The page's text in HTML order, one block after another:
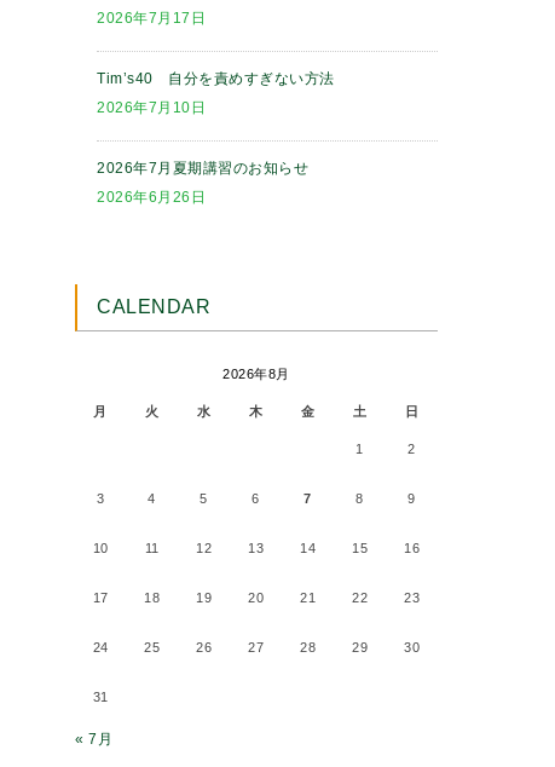
2026年7月17日
Tim’s40 自分を責めすぎない方法
2026年7月10日
2026年7月夏期講習のお知らせ
2026年6月26日
CALENDAR
2026年8月
月 火 水 木 金 土 日
1 2
3 4 5 6 7 8 9
10 11 12 13 14 15 16
17 18 19 20 21 22 23
24 25 26 27 28 29 30
31
« 7月